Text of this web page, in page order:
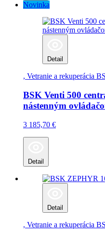
Novinka
Detail
, Vetranie a rekuperácia
BSK Venti 500
nástenným
3 185,70 €
Detail
Detail
, Vetranie a rekuperácia